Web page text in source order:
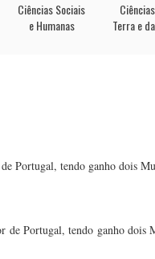
Ciências Sociais
e Humanas
Terra e
Portugal, tendo ganho dois
de Portugal, tendo ganho dois